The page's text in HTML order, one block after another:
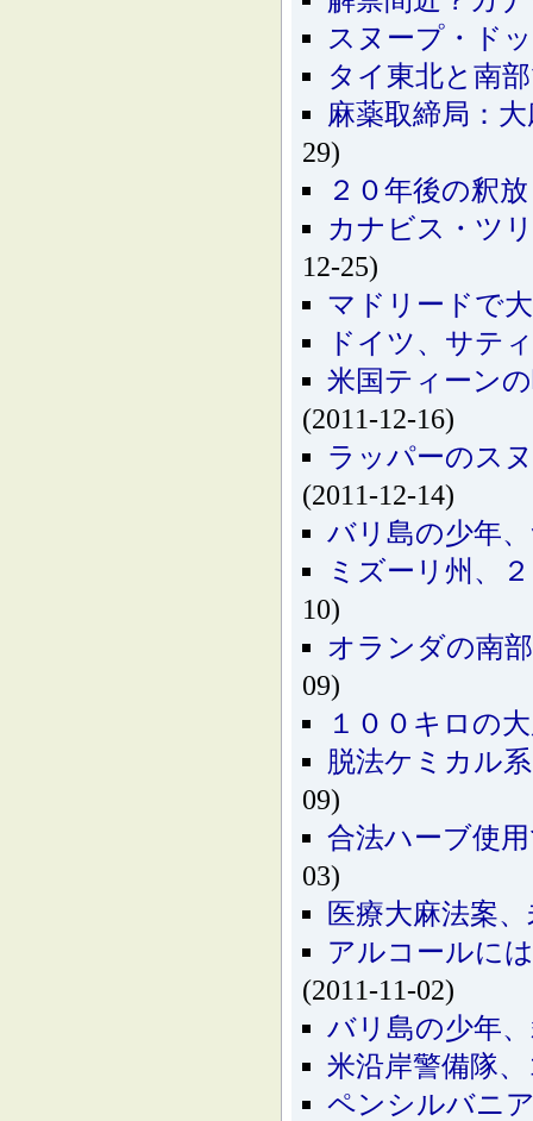
スヌープ・ド
タイ東北と南
麻薬取締局：
29)
２０年後の釈
カナビス・ツ
12-25)
マドリードで
ドイツ、サテ
米国ティーン
(2011-12-16)
ラッパーのス
(2011-12-14)
バリ島の少年
ミズーリ州、
10)
オランダの南
09)
１００キロの
脱法ケミカル
09)
合法ハーブ使
03)
医療大麻法案
アルコールに
(2011-11-02)
バリ島の少年
米沿岸警備隊
ペンシルバニ